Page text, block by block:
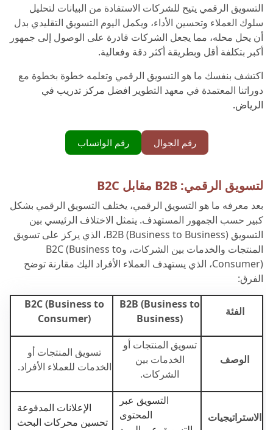
التسويق الرقمي يتيح للشركات الاستفادة من البيانات لتحليل
سلوك العملاء وتحسين الأداء، ويكمل اليوم التسويق التقليدي بدل
أن يحل محله، مما يجعل الشركات قادرة على الوصول إلى جمهور
أكبر بتكلفة أقل وبطريقة أكثر دقة وفعالية.
اكتشف بنفسك ما هو التسويق الرقمي وتعلمه خطوة بخطوة مع
دوراتنا المعتمدة في معهد التطوير افضل مركز تدريب في
الرياض.
رقم الجوال رقم الواتساب
لتسويق الرقمي: B2B مقابل B2C
بعد معرفه ما هو التسويق الرقمي، يختلف التسويق الرقمي بشكل
كبير حسب الجمهور المستهدف. يتمثل الاختلاف الرئيسي بين
التسويق B2B (Business to Business)، الذي يركز على تسويق
المنتجات والخدمات بين الشركات، وB2C (Business to
Consumer)، الذي يستهدف العملاء الأفراد اليك مقارنة توضح
الفرق:
الفئة
B2B (Business to
Business)
B2C (Business to
Consumer)
الوصف
تسويق المنتجات أو
الخدمات بين
الشركات.
تسويق المنتجات أو
الخدمات للعملاء الأفراد.
الاستراتيجيات
التسويق عبر
المحتوى
الإعلانات المدفوعة
تحسين محركات البحث